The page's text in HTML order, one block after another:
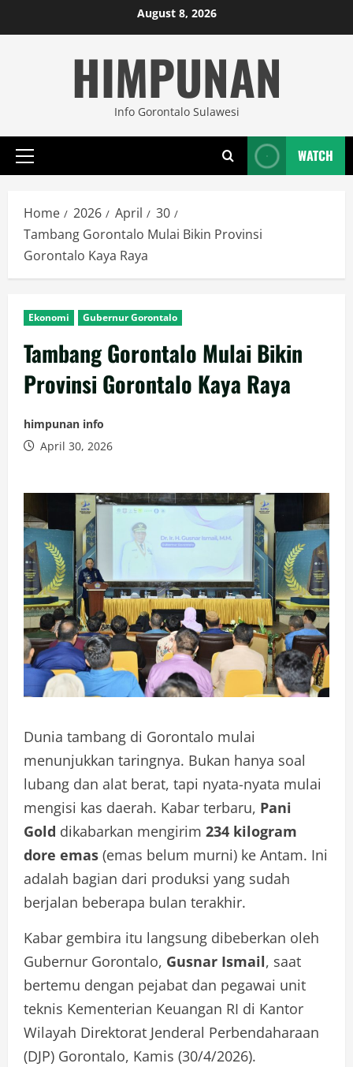
to
August 8, 2026
HIMPUNAN
Info Gorontalo Sulawesi
Primary
WATCH
Home 2026 April
30
Tambang Gorontalo Mulai Bikin Provinsi
Gorontalo Kaya Raya
Ekonomi Gubernur Gorontalo
Tambang Gorontalo Mulai Bikin
Provinsi Gorontalo Kaya Raya
himpunan info
April 30, 2026
Dunia tambang di Gorontalo mulai
menunjukkan taringnya. Bukan hanya soal
lubang dan alat berat, tapi nyata-nyata mulai
mengisi kas daerah. Kabar terbaru, Pani
Gold dikabarkan mengirim 234 kilogram
dore emas (emas belum murni) ke Antam. Ini
adalah bagian dari produksi yang sudah
berjalan beberapa bulan terakhir.
Kabar gembira itu langsung dibeberkan oleh
Gubernur Gorontalo, Gusnar Ismail, saat
bertemu dengan pejabat dan pegawai unit
teknis Kementerian Keuangan RI di Kantor
Wilayah Direktorat Jenderal Perbendaharaan
(DJP) Gorontalo, Kamis (30/4/2026).